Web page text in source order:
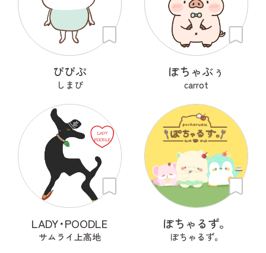
ぴぴぷ
しまぴ
ぽちゃぶぅ
carrot
LADY･POODLE
サムライ上高地
ぽちゃるず。
ぽちゃるず。